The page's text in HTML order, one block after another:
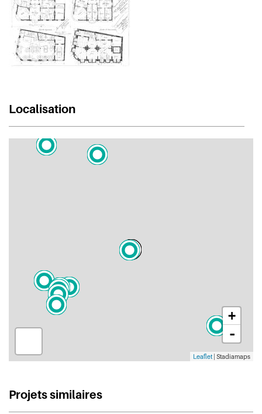
Localisation
+
-
Leaflet | Stadiamaps
Projets similaires